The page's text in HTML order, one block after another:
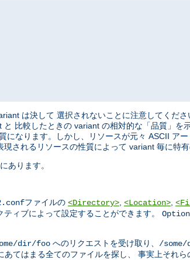
は決して 選択されないことに注意してくだ
比較したときの variant の相対的な「品質」を
になります。しかし、リソースが元々 ASCII ア
されるリソースの性質によって variant 毎に特有
あります。
ファイルの <Directory>, <Location>,
ティブによって設定することができます。
dir/foo へのリクエストを受け取り、 /
あてはまる全てのファイルを探し、 事実上それ